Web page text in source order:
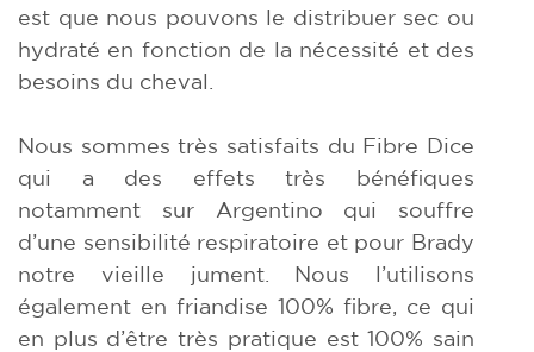
est que nous pouvons le distribuer sec ou
hydraté en fonction de la nécessité et des
besoins du cheval.
Nous sommes très satisfaits du Fibre Dice
qui a des effets très bénéfiques
notamment sur Argentino qui souffre
d’une sensibilité respiratoire et pour Brady
notre vieille jument. Nous l’utilisons
également en friandise 100% fibre, ce qui
en plus d’être très pratique est 100% sain